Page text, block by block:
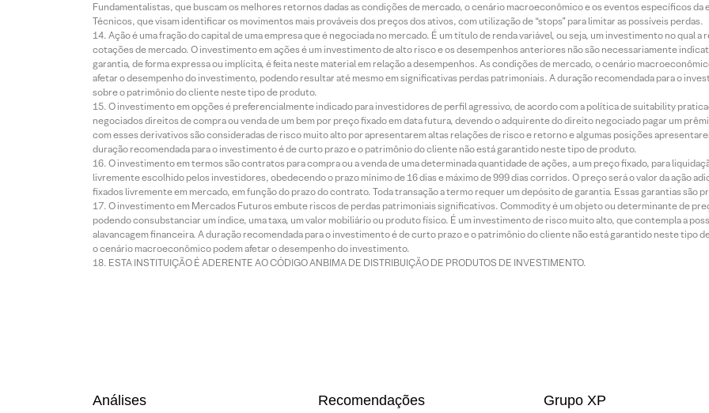
Fundamentalistas, que buscam os melhores retornos dadas as condições de mercado, o cenário macroeconômico e os eventos específicos
Técnicos, que visam identificar os movimentos mais prováveis dos preços dos ativos, com utilização de “stops” para limitar as possíveis perdas.
Ação é uma fração do capital de uma empresa que é negociada no mercado. É um título de renda variável, ou seja, um investimento no qual
cotações de mercado. O investimento em ações é um investimento de alto risco e os desempenhos anteriores não são necessariamente
garantia, de forma expressa ou implícita, é feita neste material em relação a desempenhos. As condições de mercado, o cenário
afetar o desempenho do investimento, podendo resultar até mesmo em significativas perdas patrimoniais. A duração recomendada para o
sobre o patrimônio do cliente neste tipo de produto.
O investimento em opções é preferencialmente indicado para investidores de perfil agressivo, de acordo com a política de suitability
negociados direitos de compra ou venda de um bem por preço fixado em data futura, devendo o adquirente do direito negociado pagar um
com esses derivativos são consideradas de risco muito alto por apresentarem altas relações de risco e retorno e algumas posições
duração recomendada para o investimento é de curto prazo e o patrimônio do cliente não está garantido neste tipo de produto.
O investimento em termos são contratos para compra ou a venda de uma determinada quantidade de ações, a um preço fixado, para
livremente escolhido pelos investidores, obedecendo o prazo mínimo de 16 dias e máximo de 999 dias corridos. O preço será o valor da ação
fixados livremente em mercado, em função do prazo do contrato. Toda transação a termo requer um depósito de garantia. Essas garantias são
O investimento em Mercados Futuros embute riscos de perdas patrimoniais significativos. Commodity é um objeto ou determinante de
podendo consubstanciar um índice, uma taxa, um valor mobiliário ou produto físico. É um investimento de risco muito alto, que contempla a
alavancagem financeira. A duração recomendada para o investimento é de curto prazo e o patrimônio do cliente não está garantido neste tipo
o cenário macroeconômico podem afetar o desempenho do investimento.
ESTA INSTITUIÇÃO É ADERENTE AO CÓDIGO ANBIMA DE DISTRIBUIÇÃO DE PRODUTOS DE INVESTIMENTO.
Análises Recomendações Grupo XP